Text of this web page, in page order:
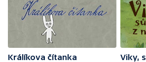
Králíkova čítanka
Viky,